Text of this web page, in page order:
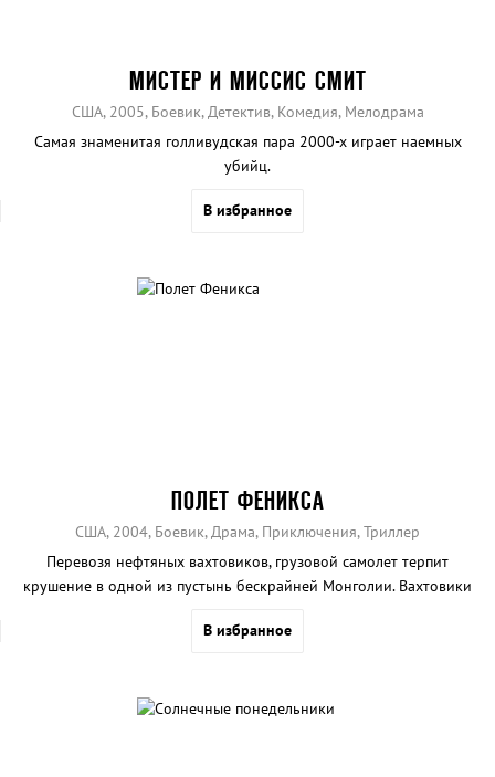
МИСТЕР И МИССИС СМИТ
США, 2005, Боевик, Детектив, Комедия, Мелодрама
Самая знаменитая голливудская пара 2000-х играет наемных
убийц.
В избранное
ПОЛЕТ ФЕНИКСА
США, 2004, Боевик, Драма, Приключения, Триллер
Перевозя нефтяных вахтовиков, грузовой самолет терпит
крушение в одной из пустынь бескрайней Монголии. Вахтовики
В избранное